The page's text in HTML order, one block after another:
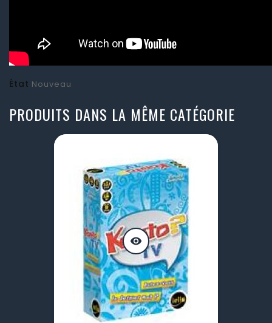
État Nouveau
PRODUITS DANS LA MÊME CATÉGORIE
visibility